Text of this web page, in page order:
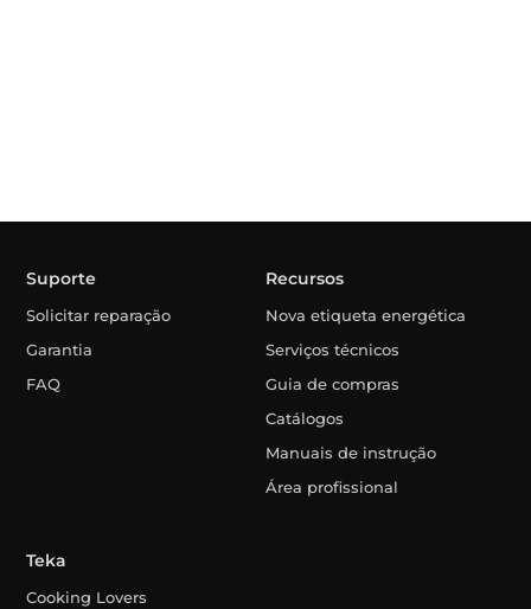
Suporte
Solicitar reparação
Garantia
FAQ
Recursos
Nova etiqueta energética
Serviços técnicos
Guia de compras
Catálogos
Manuais de instrução
Área profissional
Teka
Cooking Lovers